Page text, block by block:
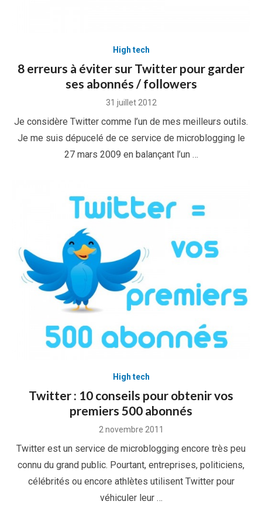
High tech
8 erreurs à éviter sur Twitter pour garder
ses abonnés / followers
Posted
31 juillet 2012
Je considère Twitter comme l’un de mes meilleurs outils.
Je me suis dépucelé de ce service de microblogging le
27 mars 2009 en balançant l’un …
High tech
Twitter : 10 conseils pour obtenir vos
premiers 500 abonnés
Posted
2 novembre 2011
Twitter est un service de microblogging encore très peu
connu du grand public. Pourtant, entreprises, politiciens,
célébrités ou encore athlètes utilisent Twitter pour
véhiculer leur …